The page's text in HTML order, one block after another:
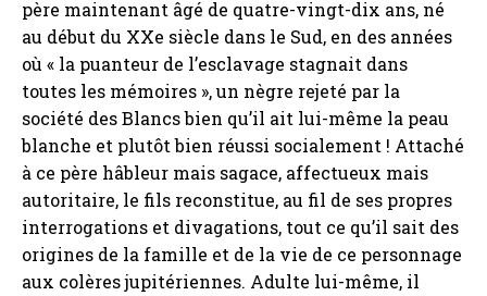
père maintenant âgé de quatre-vingt-dix ans, né
au début du XXe siècle dans le Sud, en des années
où « la puanteur de l’esclavage stagnait dans
toutes les mémoires », un nègre rejeté par la
société des Blancs bien qu’il ait lui-même la peau
blanche et plutôt bien réussi socialement ! Attaché
à ce père hâbleur mais sagace, affectueux mais
autoritaire, le fils reconstitue, au fil de ses propres
interrogations et divagations, tout ce qu’il sait des
origines de la famille et de la vie de ce personnage
aux colères jupitériennes. Adulte lui-même, il